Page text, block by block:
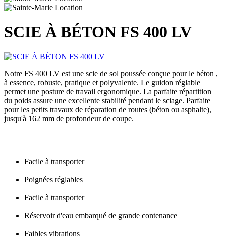
SCIE À BÉTON FS 400 LV
Notre FS 400 LV est une scie de sol poussée conçue pour le béton ,
à essence, robuste, pratique et polyvalente. Le guidon réglable
permet une posture de travail ergonomique. La parfaite répartition
du poids assure une excellente stabilité pendant le sciage. Parfaite
pour les petits travaux de réparation de routes (béton ou asphalte),
jusqu'à 162 mm de profondeur de coupe.
Facile à transporter
Poignées réglables
Facile à transporter
Réservoir d'eau embarqué de grande contenance
Faibles vibrations